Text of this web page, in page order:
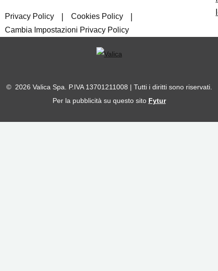
Privacy Policy Cookies Policy
Cambia Impostazioni Privacy Policy
© 2026 Valica Spa. P.IVA 13701211008 | Tutti i diritti sono riservati.
Per la pubblicità su questo sito Fytur